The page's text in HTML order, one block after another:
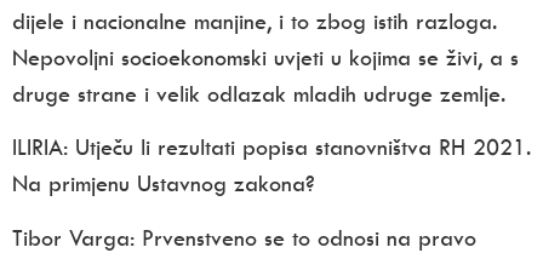
dijele i nacionalne manjine, i to zbog istih razloga.
Nepovoljni socioekonomski uvjeti u kojima se živi, a s
druge strane i velik odlazak mladih udruge zemlje.
ILIRIA: Utječu li rezultati popisa stanovništva RH 2021.
Na primjenu Ustavnog zakona?
Tibor Varga: Prvenstveno se to odnosi na pravo